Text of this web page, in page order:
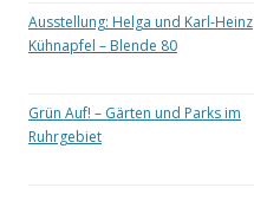
Ausstellung: Helga und Karl-Heinz
Kühnapfel – Blende 80
Grün Auf! – Gärten und Parks im
Ruhrgebiet